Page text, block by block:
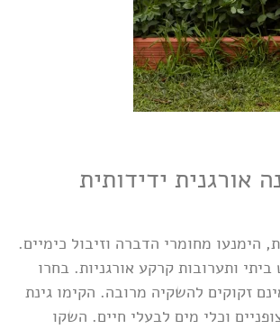
אורגנית ידידותית
הימנעו מחומרי הדברה וזיבול כימיים.
ותערובות קרקע אורגניות. בחרו
זקוקים להשקיה מרובה. הקימו גינת
וכלי מים לבעלי חיים. השקו